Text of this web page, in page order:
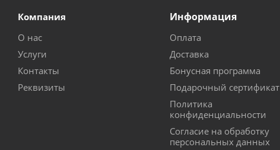
Компания
О нас
Услуги
Контакты
Реквизиты
Информация
Оплата
Доставка
Бонусная программа
Подарочный сертификат
Политика
конфиденциальности
Согласие на обработку
персональных данных